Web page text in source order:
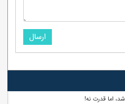
ارسال
اما قدرت نه!